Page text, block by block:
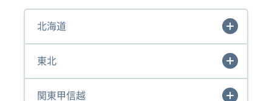
北海道
東北
関東甲信越